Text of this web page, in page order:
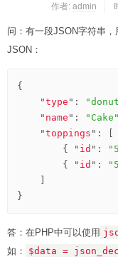
作者: admin
问：有一段JSON字符串
JSON：
{
    "
type ":
    "
name ": "Cake"
    "
toppings ":
[
        { "
id ":
        { "
id ":
答：在PHP中可以使用
如：
$data =